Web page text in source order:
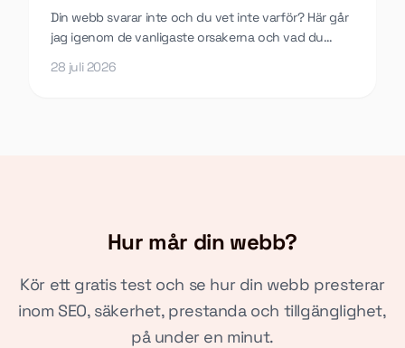
Din webb svarar inte och du vet inte varför? Här går
jag igenom de vanligaste orsakerna och vad du
28 juli 2026
Hur mår din webb?
Kör ett gratis test och se hur din webb presterar
inom SEO, säkerhet, prestanda och tillgänglighet,
på under en minut.